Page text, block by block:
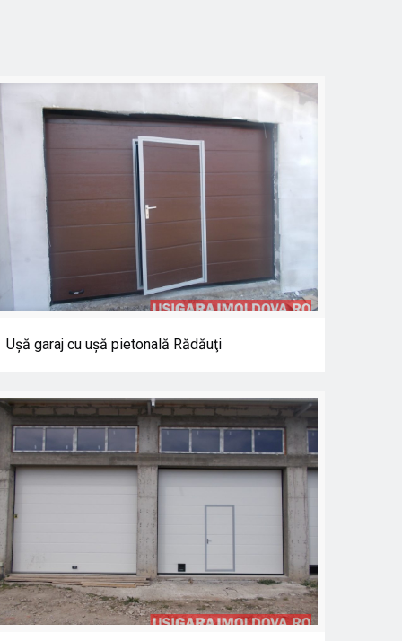
Uşă garaj cu uşă pietonală Rădăuţi
Uşă garaj cu uşă pietonală Rădăuţi